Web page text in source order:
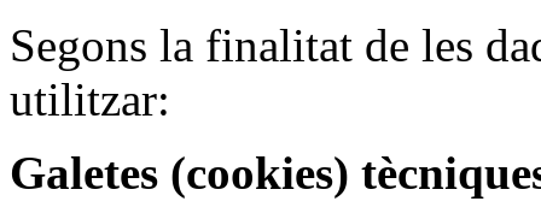
Segons la finalitat de les
utilitzar:
Galetes (cookies)